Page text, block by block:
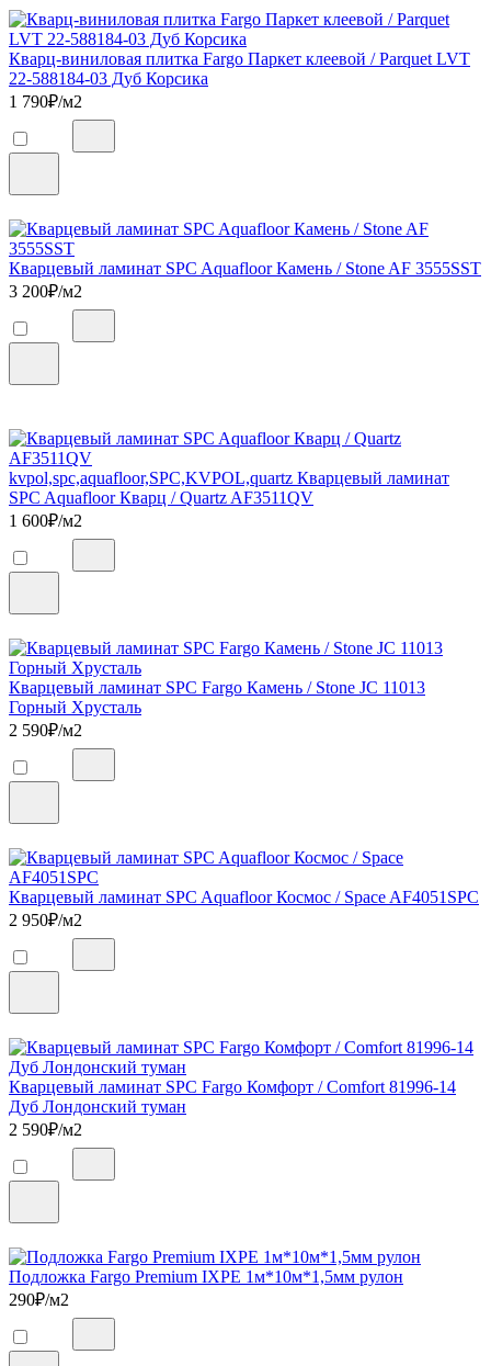
Кварц-виниловая плитка Fargo Паркет клеевой / Parquet LVT
22-588184-03 Дуб Корсика
1 790₽/м2
Кварцевый ламинат SPC Aquafloor Камень / Stone AF 3555SST
3 200₽/м2
kvpol,spc,aquafloor,SPC,KVPOL,quartz Кварцевый ламинат
SPC Aquafloor Кварц / Quartz AF3511QV
1 600₽/м2
Кварцевый ламинат SPC Fargo Камень / Stone JC 11013
Горный Хрусталь
2 590₽/м2
Кварцевый ламинат SPC Aquafloor Космос / Space AF4051SPC
2 950₽/м2
Кварцевый ламинат SPC Fargo Комфорт / Comfort 81996-14
Дуб Лондонский туман
2 590₽/м2
Подложка Fargo Premium IXPE 1м*10м*1,5мм рулон
290₽/м2